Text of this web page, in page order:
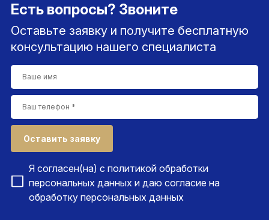
Есть вопросы? Звоните
Оставьте заявку и получите бесплатную
консультацию нашего специалиста
Оставить заявку
Я согласен(на) с политикой обработки
персональных данных и даю согласие на
обработку персональных данных